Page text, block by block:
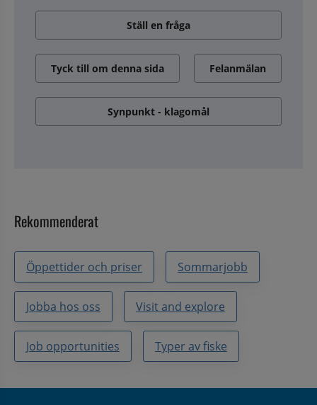
Ställ en fråga
Tyck till om denna sida Felanmälan
Synpunkt - klagomål
Rekommenderat
Öppettider och priser Sommarjobb
Jobba hos oss Visit and explore
Job opportunities Typer av fiske